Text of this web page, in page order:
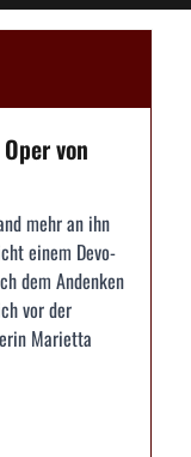
von
mehr an ihn
einem Devo­
dem Anden­ken
vor der
Mariet­ta